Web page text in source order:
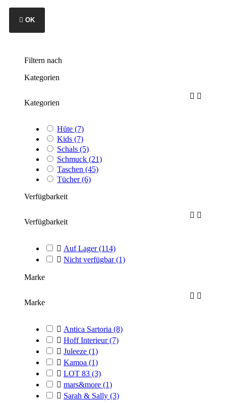
 OK
Filtern nach
Kategorien
Kategorien
 
Hüte (7)
Kids (7)
Schals (5)
Schmuck (21)
Taschen (45)
Tücher(6)
Verfügbarkeit
Verfügbarkeit
 
 Auf Lager(114)
 Nicht verfügbar(1)
Marke
Marke
 
 Antica Sartoria (8)
 Hoff Interieur(7)
 Juleeze (1)
 Kamoa (1)
 LOT 83 (3)
 mars&more (1)
 Sarah & Sally (3)